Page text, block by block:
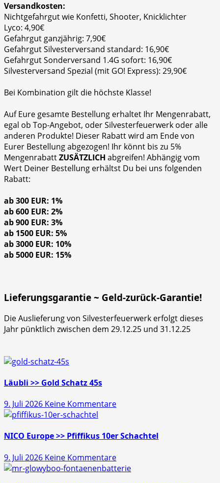
Versandkosten:
Nichtgefahrgut wie Konfetti, Shooter, Knicklichter
Lyco: 4,90€
Gefahrgut ganzjährig: 7,90€
Gefahrgut Silvesterversand standard: 16,90€
Gefahrgut Sonderversand 1.4G sofort: 16,90€
Silvesterversand Spezial (mit GO! Express): 29,90€
Bei Kombination gilt die höchste Klasse!
Auf Eure gesamte Bestellung erhaltet Ihr Mengenrabatt,
egal ob Top-Angebot, oder Silvesterfeuerwerk oder alle
anderen Produkte! Dieser Rabatt wird am Ende von
Eurer Bestellung abgezogen! Ihr könnt bis zu 5%
MengenrabattZUSÄTZLICH abgreifen! Abhängig vom
Wert Deiner Bestellung erhältst Du bei uns folgenden
Rabatt:
ab 300 EUR: 1%
ab 600 EUR: 2%
ab 900 EUR: 3%
ab 1500 EUR: 5%
ab 3000 EUR: 10%
ab 5000 EUR: 15%
Lieferungsgarantie ~ Geld-zurück-Garantie!
Die Auslieferung von Silvesterfeuerwerk erfolgt dieses
Jahr pünktlich zwischen dem 29.12.25 und 31.12.25
Läubli >> Gold Schatz 45s
9. Juli 2026 Keine Kommentarezu
Gold
45s
NICO Europe >> Pfiffikus 10er Schachtel
9. Juli 2026 Keine Kommentarezu
NICO